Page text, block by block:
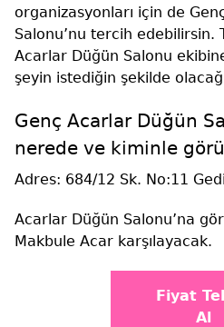
organizasyonları için de
Salonu’nu tercih edebilirsin.
Acarlar Düğün Salonu
şeyin istediğin şekilde
Genç Acarlar Düğün
nerede ve kiminle
Adres: 684/12 Sk. No:11
Acarlar Düğün Salonu’na
Makbule Acar karşılayacak.
Fiyat
Al